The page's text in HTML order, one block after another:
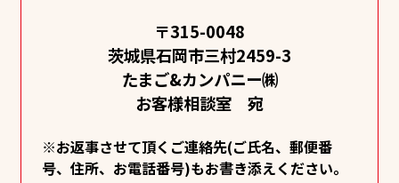
〒315-0048
茨城県石岡市三村2459-3
たまご&カンパニー㈱
お客様相談室 宛
※お返事させて頂くご連絡先(ご氏名、郵便番
号、住所、お電話番号)もお書き添えください。